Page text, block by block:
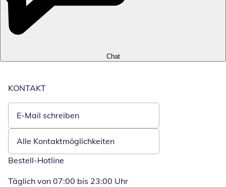
Chat
KONTAKT
E-Mail schreiben
Öffnet E-Mail-Client
Alle Kontaktmöglichkeiten
Bestell-Hotline
Täglich von 07:00 bis 23:00 Uhr